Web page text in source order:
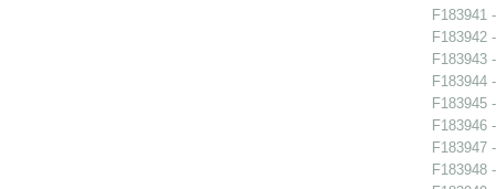
F183941
F183942
F183943
F183944
F183945
F183946
F183947
F183948